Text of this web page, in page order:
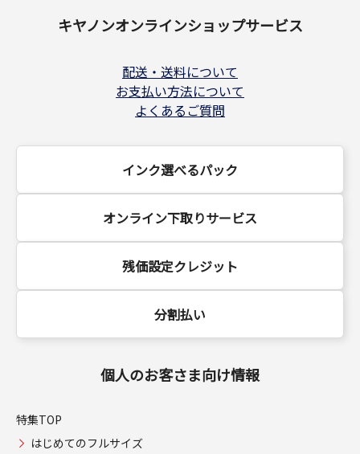
キヤノンオンラインショップサービス
配送・送料について
お支払い方法について
よくあるご質問
インク選べるパック
オンライン下取りサービス
残価設定クレジット
分割払い
個人のお客さま向け情報
特集TOP
はじめてのフルサイズ